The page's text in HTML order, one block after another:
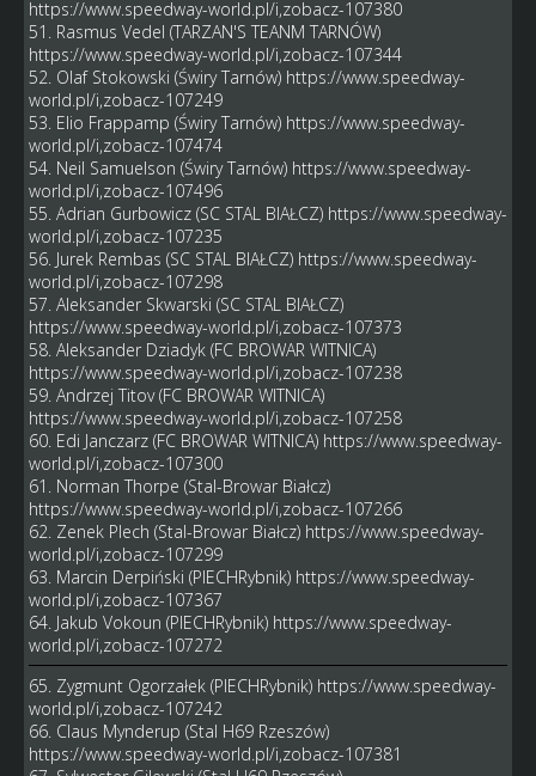
https://www.speedway-world.pl/i,zobacz-107380
51. Rasmus Vedel (TARZAN'S TEANM TARNÓW)
https://www.speedway-world.pl/i,zobacz-107344
52. Olaf Stokowski (Świry Tarnów) https://www.speedway-
world.pl/i,zobacz-107249
53. Elio Frappamp (Świry Tarnów) https://www.speedway-
world.pl/i,zobacz-107474
54. Neil Samuelson (Świry Tarnów) https://www.speedway-
world.pl/i,zobacz-107496
55. Adrian Gurbowicz (SC STAL BIAŁCZ) https://www.speedway-
world.pl/i,zobacz-107235
56. Jurek Rembas (SC STAL BIAŁCZ) https://www.speedway-
world.pl/i,zobacz-107298
57. Aleksander Skwarski (SC STAL BIAŁCZ)
https://www.speedway-world.pl/i,zobacz-107373
58. Aleksander Dziadyk (FC BROWAR WITNICA)
https://www.speedway-world.pl/i,zobacz-107238
59. Andrzej Titov (FC BROWAR WITNICA)
https://www.speedway-world.pl/i,zobacz-107258
60. Edi Janczarz (FC BROWAR WITNICA) https://www.speedway-
world.pl/i,zobacz-107300
61. Norman Thorpe (Stal-Browar Białcz)
https://www.speedway-world.pl/i,zobacz-107266
62. Zenek Plech (Stal-Browar Białcz) https://www.speedway-
world.pl/i,zobacz-107299
63. Marcin Derpiński (PIECHRybnik) https://www.speedway-
world.pl/i,zobacz-107367
64. Jakub Vokoun (PIECHRybnik) https://www.speedway-
world.pl/i,zobacz-107272
65. Zygmunt Ogorzałek (PIECHRybnik) https://www.speedway-
world.pl/i,zobacz-107242
66. Claus Mynderup (Stal H69 Rzeszów)
https://www.speedway-world.pl/i,zobacz-107381